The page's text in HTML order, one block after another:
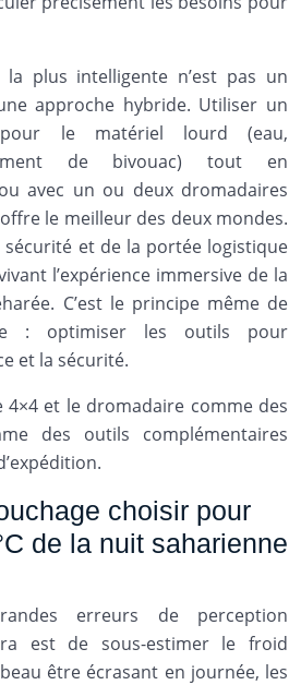
plus intelligente n’est pas un
approche hybride. Utiliser un
le matériel lourd (eau,
de bivouac) tout en
avec un ou deux dromadaires
le meilleur des deux mondes.
sécurité et de la portée logistique
l’expérience immersive de la
C’est le principe même de
: optimiser les outils pour
et la sécurité.
4×4 et le dromadaire comme des
des outils complémentaires
choisir pour
de la nuit saharienne
erreurs de perception
est de sous-estimer le froid
être écrasant en journée, les